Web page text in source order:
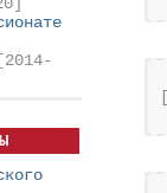
[2014-